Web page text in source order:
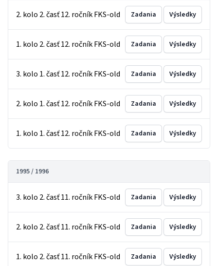
2. kolo 2. časť 12. ročník FKS-old Zadania Výsledky
1. kolo 2. časť 12. ročník FKS-old Zadania Výsledky
3. kolo 1. časť 12. ročník FKS-old Zadania Výsledky
2. kolo 1. časť 12. ročník FKS-old Zadania Výsledky
1. kolo 1. časť 12. ročník FKS-old Zadania Výsledky
1995 / 1996
3. kolo 2. časť 11. ročník FKS-old Zadania Výsledky
2. kolo 2. časť 11. ročník FKS-old Zadania Výsledky
1. kolo 2. časť 11. ročník FKS-old Zadania Výsledky